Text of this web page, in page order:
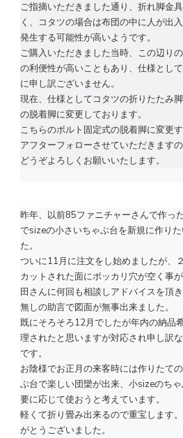
ご指摘いただきました通り、折れ脚金
く、コタツの場合は布団の中に人が出
発生する可能性が高いようです。
ご購入いただきました当時、この辺り
の利便性が高いこともあり、仕様とし
に申し訳ございません。
現在、仕様としてコタツの折りたたみ
の脱着脚に変更しております。
こちらのボルト固定式の脱着脚に変更す
アフターフォローさせていただきます
どうぞよろしくお願いいたします。
昨年、以前85ファニチャーさんで作っ
でsizeの小さいちゃぶ台を新規に作り
た。
ついに11月に注文をし始めましたが、
カットされた面にポッカリ穴が空く事
田さんに何回も相談しアドバイスを頂
無しの助言で図面が無事出来ました。
既にそろそろ12月でしたが年内の納品
理されたと思いますが対応され申し訳
です。
お陰様でお正月の来客時には作りたて
ぶ台で楽しい団欒が出来、小sizeのち
要に応じて使おうと考えています。
軽くて折り畳み出来るので重宝します
がとうございました。